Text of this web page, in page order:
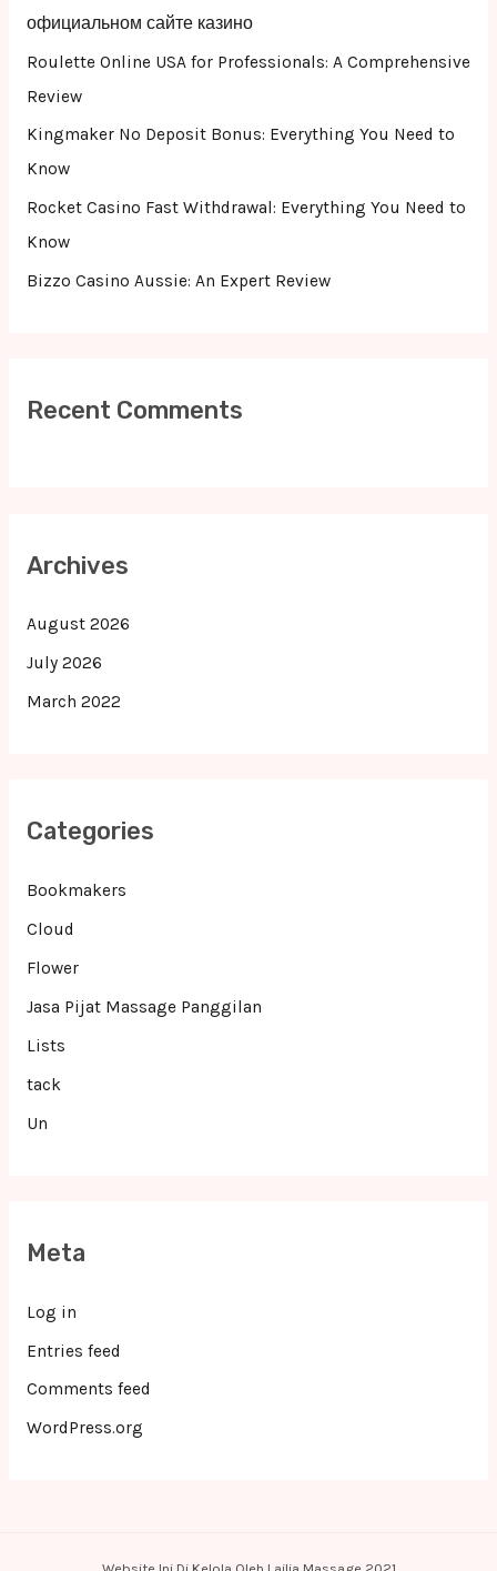
o
официальном сайте казино
Roulette Online USA for Professionals: A Comprehensive
Review
Kingmaker No Deposit Bonus: Everything You Need to
Know
Rocket Casino Fast Withdrawal: Everything You Need to
Know
Bizzo Casino Aussie: An Expert Review
Recent Comments
Archives
August 2026
July 2026
March 2022
Categories
Bookmakers
Cloud
Flower
Jasa Pijat Massage Panggilan
Lists
tack
Un
Meta
Log in
Entries feed
Comments feed
WordPress.org